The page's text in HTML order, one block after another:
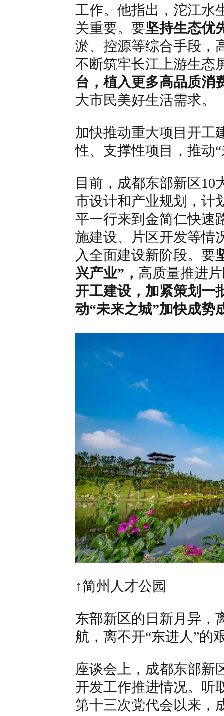
工作。他指出，沱江水
关重要。要坚持生态优
淤、控源等综合手段，
不断筑牢长江上游生态
台，植入更多高品质消
大市民美好生活需求。
加快推动重大项目开工
性、支撑性项目，推动
目前，成都东部新区
市设计和产业规划，计
平一行来到金简仁快速
施建设、片区开发等情
入全面建设新阶段。要
兴产业”， 高质量推进
开工建设，加紧策划一
动“未来之城”加快成势
↑简州人才公园
东部新区的日新月异，
航，离不开“东进人 ”的
座谈会上，成都东部新
开发工作推进情况。听
第十三次党代会以来，